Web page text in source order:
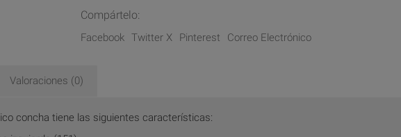
Compártelo:
Facebook Twitter X Pinterest Correo Electrónico
Valoraciones (0)
concha tiene las siguientes características: